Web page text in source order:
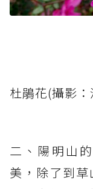
杜鵑花(攝影
二、陽明山
美，除了到